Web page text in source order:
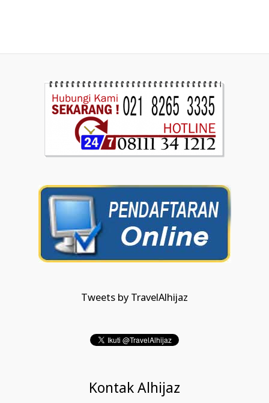
Tweets by TravelAlhijaz
Kontak Alhijaz